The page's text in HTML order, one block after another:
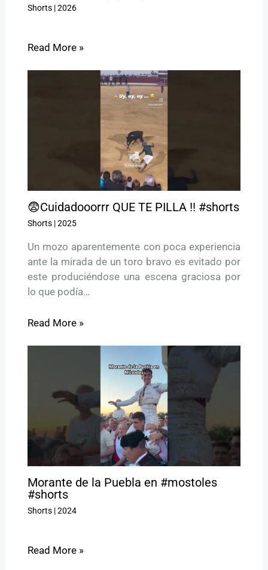
Shorts|2026
Read More »
😨Cuidadooorrr QUE TE PILLA !! #shorts
Shorts|2025
Un mozo aparentemente con poca experiencia
ante la mirada de un toro bravo es evitado por
este produciéndose una escena graciosa por
lo que podía…
Read More »
Morante de la Puebla en #mostoles
#shorts
Shorts|2024
Read More »